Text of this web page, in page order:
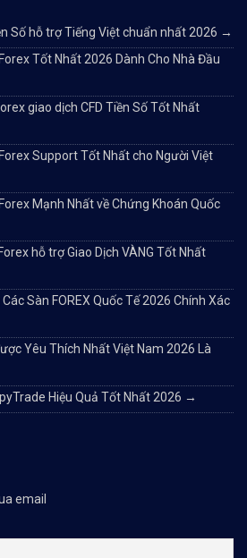
Số hỗ trợ Tiếng Việt chuẩn nhất 2026 →
Tốt Nhất 2026 Dành Cho Nhà Đầu
giao dịch CFD Tiền Số Tốt Nhất
Support Tốt Nhất cho Người Việt
Mạnh Nhất về Chứng Khoán Quốc
hỗ trợ Giao Dịch VÀNG Tốt Nhất
Sàn FOREX Quốc Tế 2026 Chính Xác
Yêu Thích Nhất Việt Nam 2026 Là
Hiệu Quả Tốt Nhất 2026 →
email